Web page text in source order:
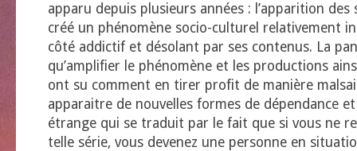
apparu depuis plusieurs années : l’apparition des
créé un phénomène socio-culturel relativement
côté addictif et désolant par ses contenus. La
qu’amplifier le phénomène et les productions
ont su comment en tirer profit de manière
apparaitre de nouvelles formes de dépendance
étrange qui se traduit par le fait que si vous ne
telle série, vous devenez une personne en